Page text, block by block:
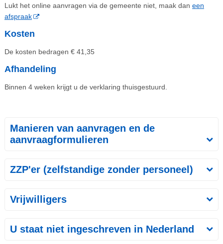
Lukt het online aanvragen via de gemeente niet, maak dan een
afspraak
Kosten
De kosten bedragen € 41,35
Afhandeling
Binnen 4 weken krijgt u de verklaring thuisgestuurd.
Manieren van aanvragen en de
aanvraagformulieren
ZZP'er (zelfstandige zonder personeel)
Vrijwilligers
U staat niet ingeschreven in Nederland